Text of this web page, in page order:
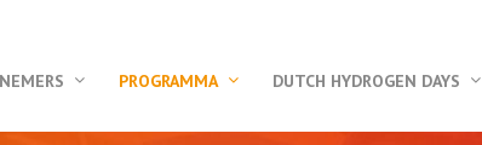
PROGRAMMA DUTCH HYDROGEN DAYS